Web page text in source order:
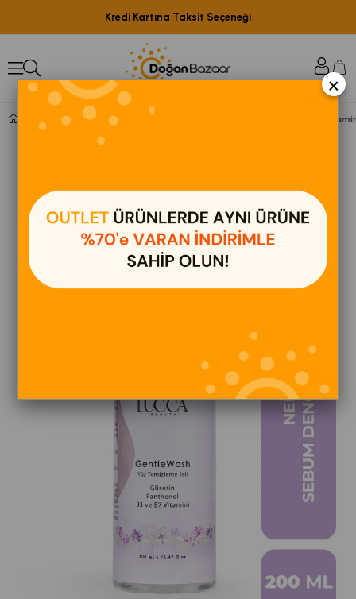
Kredi Kartına Taksit Seçeneği
×